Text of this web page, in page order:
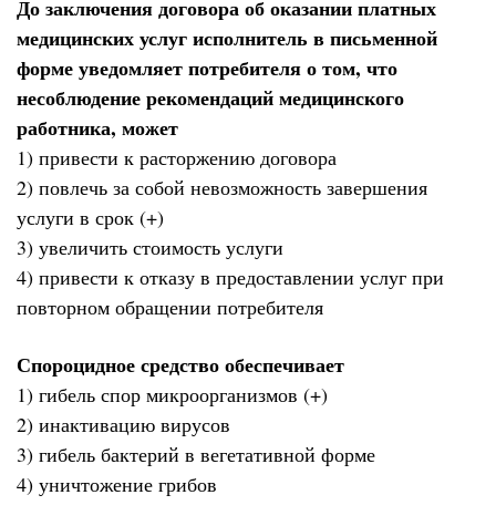
До заключения договора об оказании платных
медицинских услуг исполнитель в письменной
форме уведомляет потребителя о том, что
несоблюдение рекомендаций медицинского
работника, может
1) привести к расторжению договора
2) повлечь за собой невозможность завершения
услуги в срок (+)
3) увеличить стоимость услуги
4) привести к отказу в предоставлении услуг при
повторном обращении потребителя
Спороцидное средство обеспечивает
1) гибель спор микроорганизмов (+)
2) инактивацию вирусов
3) гибель бактерий в вегетативной форме
4) уничтожение грибов